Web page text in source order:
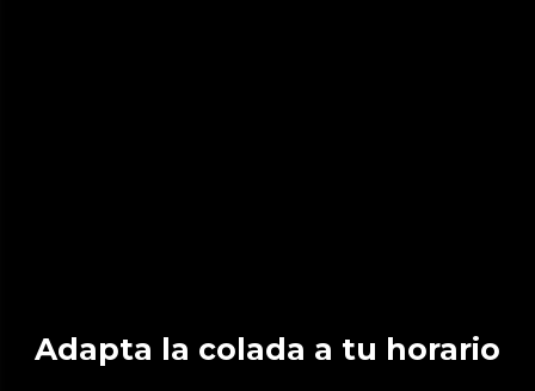
Adapta la colada a tu horario